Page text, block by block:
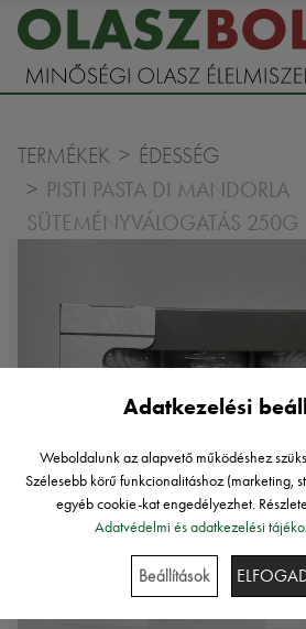
TERMÉKEK ÉDESSÉG
PISTI PASTA DI MANDORLA
SÜTEMÉNYVÁLOGATÁS 250G
Adatkezelési
Weboldalunk az alapvető működéshez
Szélesebb körű funkcionalitáshoz (marketing,
egyéb cookie-kat engedélyezhet.
Adatvédelmi és adatkezelési
Beállítások